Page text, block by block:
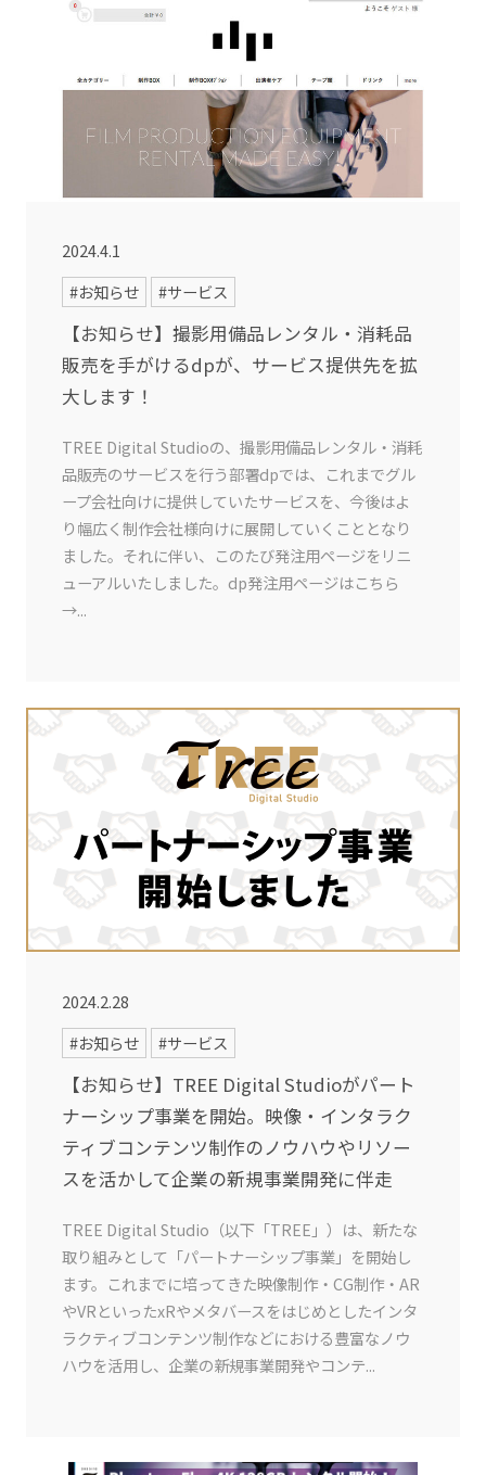
2024.4.1
#お知らせ
#サービス
【お知らせ】撮影用備品レンタル・消耗品
販売を手がけるdpが、サービス提供先を拡
大します！
TREE Digital Studioの、撮影用備品レンタル・消耗
品販売のサービスを行う部署dpでは、これまでグル
ープ会社向けに提供していたサービスを、今後はよ
り幅広く制作会社様向けに展開していくこととなり
ました。それに伴い、このたび発注用ページをリニ
ューアルいたしました。dp発注用ページはこちら
→...
2024.2.28
#お知らせ
#サービス
【お知らせ】TREE Digital Studioがパート
ナーシップ事業を開始。映像・インタラク
ティブコンテンツ制作のノウハウやリソー
スを活かして企業の新規事業開発に伴走
TREE Digital Studio（以下「TREE」）は、新たな
取り組みとして「パートナーシップ事業」を開始し
ます。これまでに培ってきた映像制作・CG制作・AR
やVRといったxRやメタバースをはじめとしたインタ
ラクティブコンテンツ制作などにおける豊富なノウ
ハウを活用し、企業の新規事業開発やコンテ...